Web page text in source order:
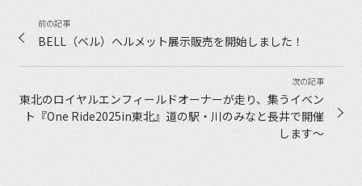
BELL（ベル）ヘルメット展示販売を開始しました！
東北のロイヤルエンフィールドオーナーが走り、集うイベン
ト『One Ride2025in東北』道の駅・川のみなと長井で開催
します〜